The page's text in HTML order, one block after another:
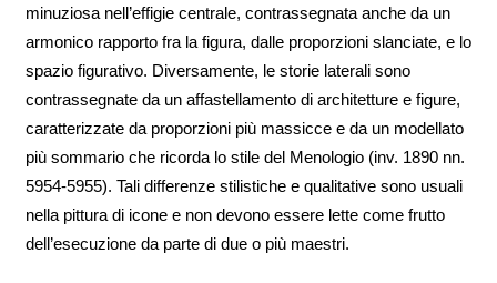
minuziosa nell’effigie centrale, contrassegnata anche da un
armonico rapporto fra la figura, dalle proporzioni slanciate, e lo
spazio figurativo. Diversamente, le storie laterali sono
contrassegnate da un affastellamento di architetture e figure,
caratterizzate da proporzioni più massicce e da un modellato
più sommario che ricorda lo stile del Menologio (inv. 1890 nn.
5954-5955). Tali differenze stilistiche e qualitative sono usuali
nella pittura di icone e non devono essere lette come frutto
dell’esecuzione da parte di due o più maestri.